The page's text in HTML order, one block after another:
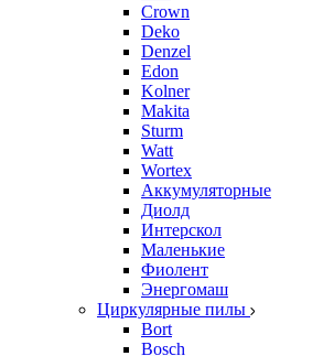
Crown
Deko
Denzel
Edon
Kolner
Makita
Sturm
Watt
Wortex
Аккумуляторные
Диолд
Интерскол
Маленькие
Фиолент
Энергомаш
Циркулярные пилы
Bort
Bosch